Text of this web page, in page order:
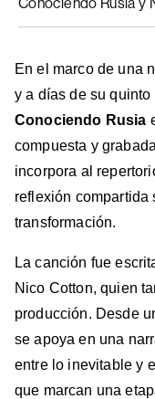
En el marco de una
y a días de su quinto
Conociendo Rusia
compuesta y
incorpora al
reflexión compartida
transformación.
La canción fue
Nico Cotton, quien
producción. Desde
se apoya en una
entre lo inevitable y
que marcan una